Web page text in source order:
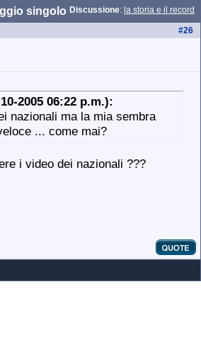
Discussione: la storia e il record
singolo
#26
2005 06:22 p.m.):
nazionali ma la mia sembra
... come mai?
i video dei nazionali ???